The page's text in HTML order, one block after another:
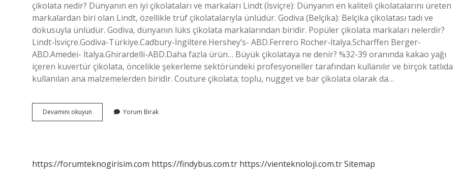
çikolata nedir? Dünyanın en iyi çikolataları ve markaları Lindt (İsviçre): Dünyanın en kaliteli çikolatalarını üreten
markalardan biri olan Lindt, özellikle trüf çikolatalarıyla ünlüdür. Godiva (Belçika): Belçika çikolatası tadı ve
dokusuyla ünlüdür. Godiva, dünyanın lüks çikolata markalarından biridir. Popüler çikolata markaları nelerdir?
Lindt-İsviçre.Godiva-Türkiye.Cadbury-İngiltere.Hershey’s- ABD.Ferrero Rocher-İtalya.Scharffen Berger-
ABD.Amedei- İtalya.Ghirardelli-ABD.Daha fazla ürün… Büyük çikolataya ne denir? %32-39 oranında kakao yağı
içeren kuvertür çikolata, öncelikle şekerleme sektöründeki profesyoneller tarafından kullanılır ve birçok tatlıda
kullanılan ana malzemelerden biridir. Couture çikolata; toplu, nugget ve bar çikolata olarak da…
Devamını okuyun Çikolata
Çeşitleri
Yorum Bırak
https://forumteknogirisim.com https://findybus.com.tr https://vienteknoloji.com.trSitemap